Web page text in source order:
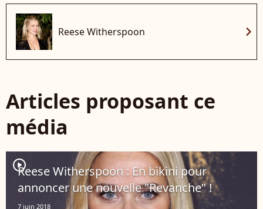
Reese Witherspoon chevron_right
Articles proposant ce
média
player2
Reese Witherspoon : En bikini pour
annoncer une nouvelle "Revanche" !
7 juin 2018